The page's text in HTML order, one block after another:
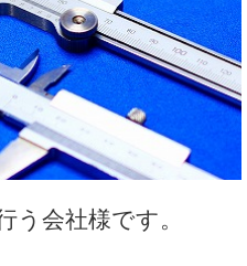
う会社様です。